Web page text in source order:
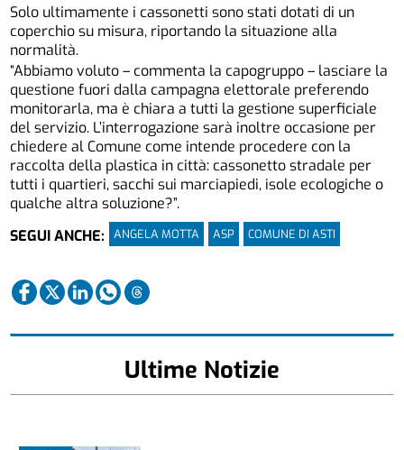
Solo ultimamente i cassonetti sono stati dotati di un
coperchio su misura, riportando la situazione alla
normalità.
“Abbiamo voluto – commenta la capogruppo – lasciare la
questione fuori dalla campagna elettorale preferendo
monitorarla, ma è chiara a tutti la gestione superficiale
del servizio. L’interrogazione sarà inoltre occasione per
chiedere al Comune come intende procedere con la
raccolta della plastica in città: cassonetto stradale per
tutti i quartieri, sacchi sui marciapiedi, isole ecologiche o
qualche altra soluzione?”.
SEGUI ANCHE:
ANGELA MOTTA ASP COMUNE DI ASTI
Ultime Notizie